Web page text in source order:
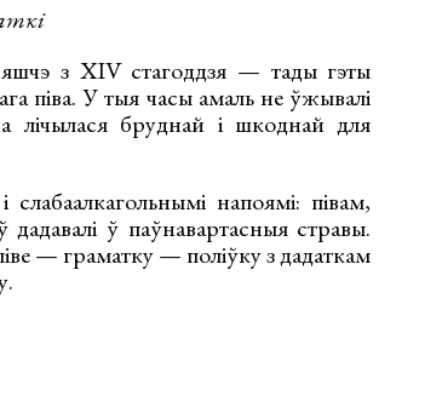
яшчэ з XIV стагоддзя — тады гэты
піва. У тыя часы амаль не ўжывалі
лічылася бруднай і шкоднай для
напоямі: півам,
ў паўнавартасныя стравы.
— граматку — поліўку з дадаткам